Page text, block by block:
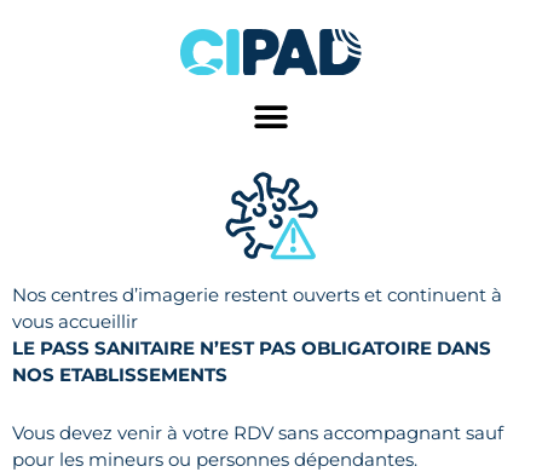
Nos centres d’imagerie restent ouverts et continuent à
vous accueillir
LE PASS SANITAIRE N’EST PAS OBLIGATOIRE DANS
NOS ETABLISSEMENTS
Vous devez venir à votre RDV sans accompagnant sauf
pour les mineurs ou personnes dépendantes.